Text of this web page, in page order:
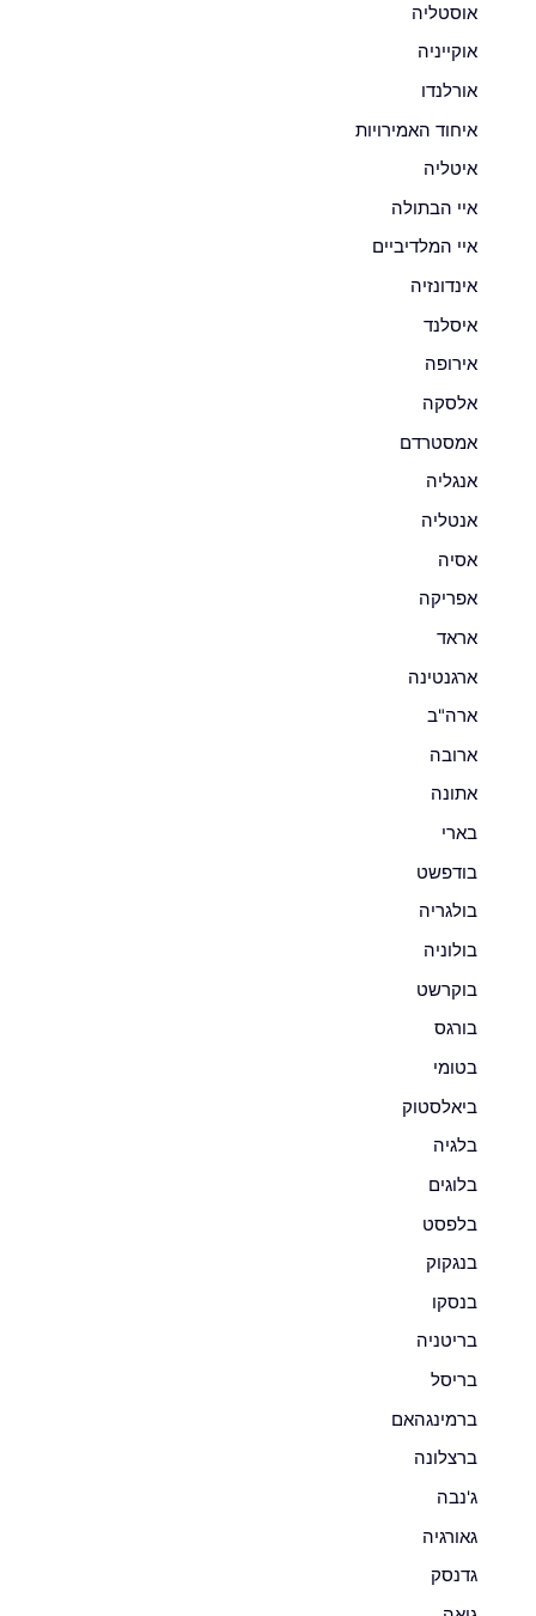
אוסטליה
אוקייניה
אורלנדו
איחוד האמירויות
איטליה
איי הבתולה
איי המלדיביים
אינדונזיה
איסלנד
אירופה
אלסקה
אמסטרדם
אנגליה
אנטליה
אסיה
אפריקה
אראד
ארגנטינה
ארה"ב
ארובה
אתונה
בארי
בודפשט
בולגריה
בולוניה
בוקרשט
בורגס
בטומי
ביאלסטוק
בלגיה
בלוגים
בלפסט
בנגקוק
בנסקו
בריטניה
בריסל
ברמינגהאם
ברצלונה
ג'נבה
גאורגיה
גדנסק